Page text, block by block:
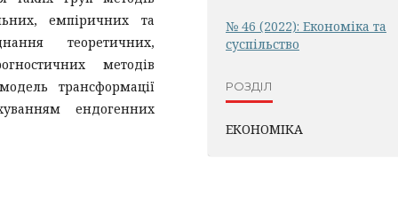
емпіричних та
теоретичних,
методів
трансформації
ендогенних
№ 46 (2022): Економіка та
суспільство
РОЗДІЛ
ЕКОНОМІКА